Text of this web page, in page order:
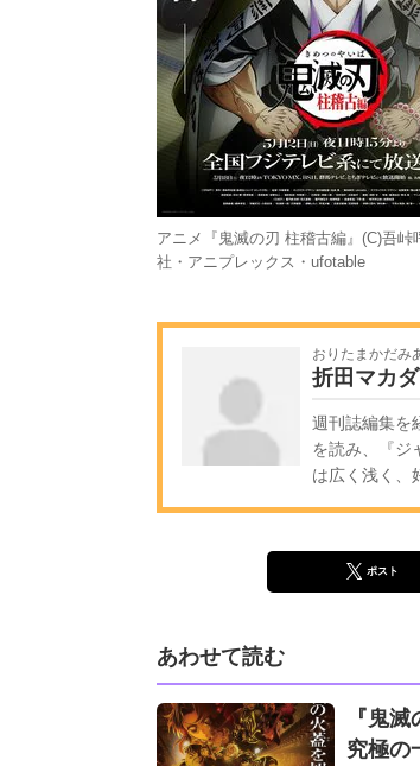
アニメ『鬼滅の刃 柱稽古編』(C)吾峠
社・アニプレックス・ufotable
おりたまかだみ
折田マカ
週刊誌編集を
を読み、『ジ
は広く浅く、
ポスト
あわせて読む
『鬼
究極の